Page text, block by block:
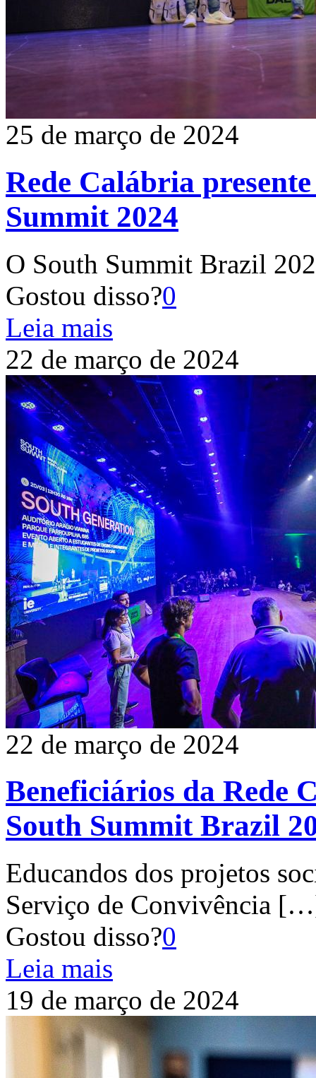
25 de março de 2024
Rede Calábria
Summit 2024
O South Summit Brazil
Gostou disso?0
Leia mais
22 de março de 2024
22 de março de 2024
Beneficiários da Rede
South Summit Brazil
Educandos dos projetos
Serviço de Convivência
Gostou disso?0
Leia mais
19 de março de 2024